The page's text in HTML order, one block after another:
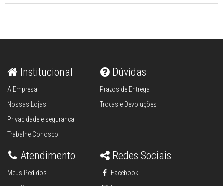
Institucional
A Empresa
Nossas Lojas
Privacidade e segurança
Trabalhe Conosco
Dúvidas
Prazos de Entrega
Trocas e Devoluções
Atendimento
Meus Pedidos
Redes Sociais
Facebook